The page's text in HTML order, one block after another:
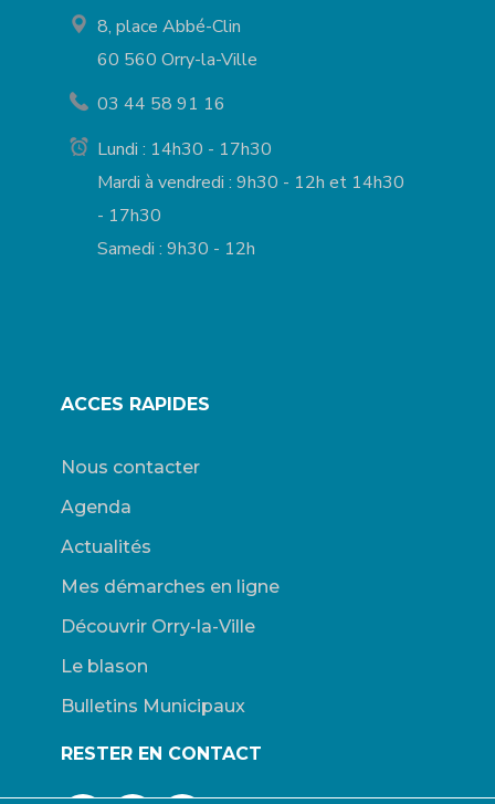
8, place Abbé-Clin
60 560 Orry-la-Ville
03 44 58 91 16
Lundi : 14h30 - 17h30
Mardi à vendredi : 9h30 - 12h et 14h30
- 17h30
Samedi : 9h30 - 12h
ACCES RAPIDES
Nous contacter
Agenda
Actualités
Mes démarches en ligne
Découvrir Orry-la-Ville
Le blason
Bulletins Municipaux
RESTER EN CONTACT